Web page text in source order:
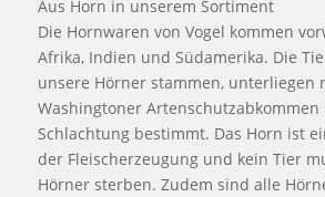
Aus Horn in unserem Sortiment
Die Hornwaren von Vogel kommen
Afrika, Indien und Südamerika. Die
unsere Hörner stammen, unterliegen
Washingtoner
Schlachtung bestimmt. Das Horn ist
der Fleischerzeugung und kein Tier
Hörner sterben. Zudem sind alle